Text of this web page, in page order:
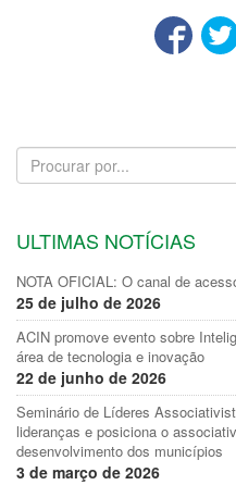
ULTIMAS NOTÍCIAS
NOTA OFICIAL: O canal de
25 de julho de 2026
ACIN promove evento sobre
área de tecnologia e inovação
22 de junho de 2026
Seminário de Líderes
lideranças e posiciona o
desenvolvimento dos municípios
3 de março de 2026